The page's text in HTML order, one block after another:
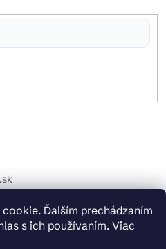
Ďalším prechádzaním
s ich používaním. Viac
914 399 399 Pracovné dni od
: +421 914 399 399